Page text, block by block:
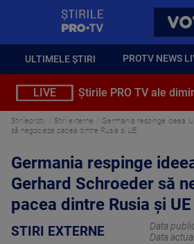
ULTIMELE ȘTIRI PROTV NEWS
LIVE Știrile PRO TV ale
Stirileprotv Stiri externe
Germania respinge ideea
să negocieze pacea dintre Rusia şi UE
Germania respinge
Gerhard Schroeder să
pacea dintre Rusia şi UE
STIRI EXTERNE Data
Data